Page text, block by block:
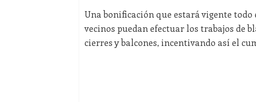
Una bonificación que estará vigente todo
vecinos puedan efectuar los trabajos de
cierres y balcones, incentivando así el